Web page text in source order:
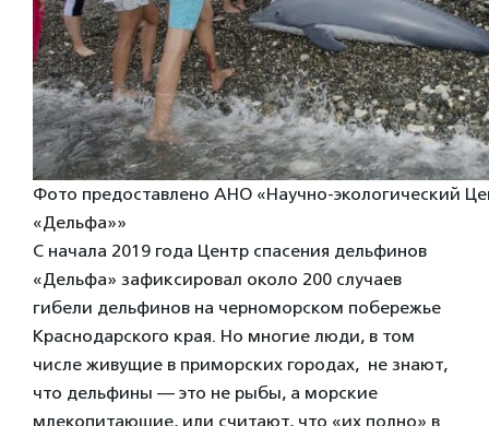
Фото предоставлено АНО «Научно-экологический
«Дельфа»»
С начала 2019 года Центр спасения дельфинов
«Дельфа» зафиксировал около 200 случаев
гибели дельфинов на черноморском побережье
Краснодарского края. Но многие люди, в том
числе живущие в приморских городах, не знают,
что дельфины — это не рыбы, а морские
млекопитающие, или считают, что «их полно» в